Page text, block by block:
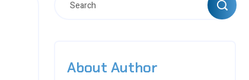
About Author